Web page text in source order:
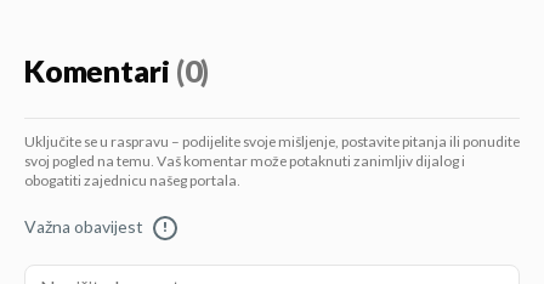
Komentari (0)
Uključite se u raspravu – podijelite svoje mišljenje, postavite pitanja ili ponudite
svoj pogled na temu. Vaš komentar može potaknuti zanimljiv dijalog i
obogatiti zajednicu našeg portala.
Važna obavijest !